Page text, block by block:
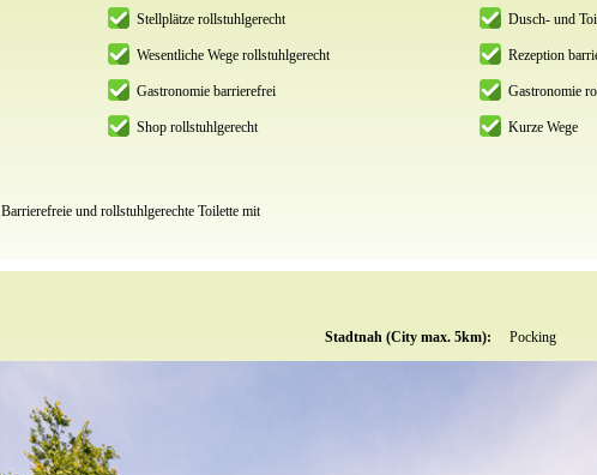
Stellplätze rollstuhlgerecht Dusch- und
Wesentliche Wege rollstuhlgerecht Rezeption
Gastronomie barrierefrei Gastronomie
Shop rollstuhlgerecht Kurze Wege
Barrierefreie und rollstuhlgerechte Toilette mit
Stadtnah (City max. 5km): Pocking